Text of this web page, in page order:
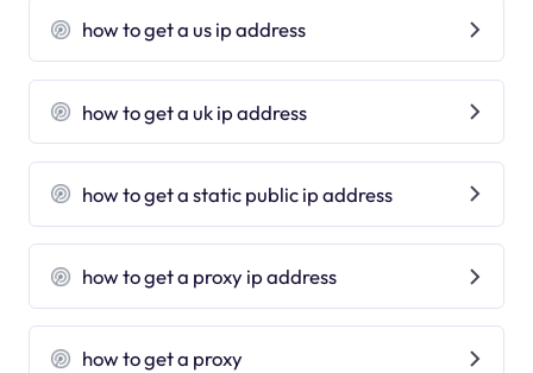
how to get a us ip address
how to get a uk ip address
how to get a static public ip address
how to get a proxy ip address
how to get a proxy